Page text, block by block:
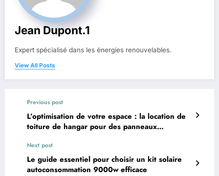
Jean Dupont.1
Expert spécialisé dans les énergies renouvelables.
View All Posts
Previous post
L’optimisation de votre espace : la location de
toiture de hangar pour des panneaux
Next post
Le guide essentiel pour choisir un kit solaire
autoconsommation 9000w efficace